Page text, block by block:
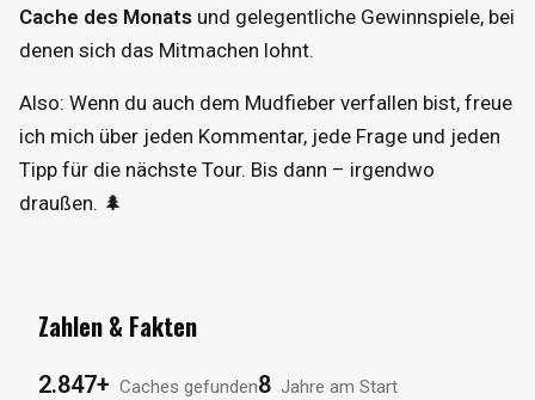
Cache des Monats und gelegentliche Gewinnspiele, bei
denen sich das Mitmachen lohnt.
Also: Wenn du auch dem Mudfieber verfallen bist, freue
ich mich über jeden Kommentar, jede Frage und jeden
Tipp für die nächste Tour. Bis dann – irgendwo
draußen. 🌲
Zahlen & Fakten
2.847+ Caches gefunden8 Jahre am Start